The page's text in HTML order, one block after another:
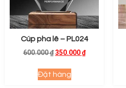
Cúp pha lê – PL024
600.000₫ 350.000₫
Đặt hàng